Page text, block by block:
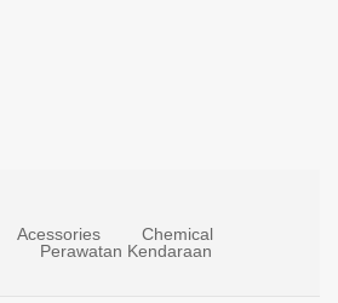
Acessories
Chemical
Perawatan Kendaraan